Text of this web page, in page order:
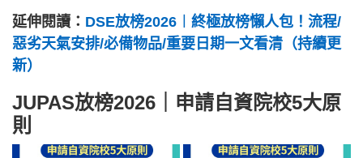
延伸閱讀： DSE放榜2026︱終極放榜懶人包！流程/
惡劣天氣安排/必備物品/重要日期一文看清（持續更
新）
JUPAS放榜2026｜申請自資院校5大原
則